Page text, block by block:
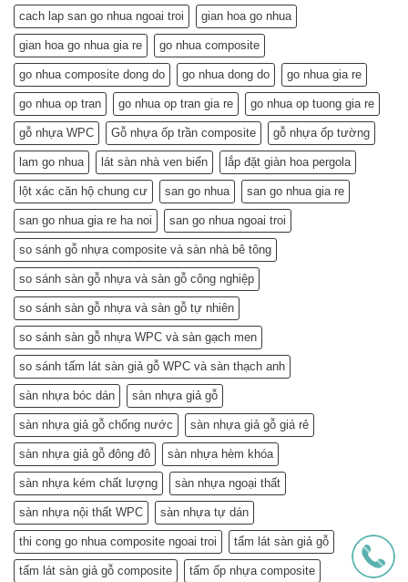
Nhà
Tuổi
Về
Chỉ
Tiết
Kiệm
Mà
Còn…
An
Tâm
Sống
Khỏe
Tuổi
Về
Hưu:
Nhà,
Khỏe
Túi
Tiền
–
Bí
Quyết
Chọn
và
Lắp
Đặt
(Gợi
ý
từ
chuyên
gia)
cach lap san go nhua ngoai troi gian hoa go nhua
gian hoa go nhua gia re go nhua composite
go nhua composite dong do go nhua dong do go nhua gia re
go nhua op tran go nhua op tran gia re go nhua op tuong gia re
gỗ nhựa WPC Gỗ nhựa ốp trần composite gỗ nhựa ốp tường
lam go nhua lát sàn nhà ven biển lắp đặt giàn hoa pergola
lột xác căn hộ chung cư san go nhua san go nhua gia re
san go nhua gia re ha noi san go nhua ngoai troi
so sánh gỗ nhựa composite và sàn nhà bê tông
so sánh sàn gỗ nhựa và sàn gỗ công nghiệp
so sánh sàn gỗ nhựa và sàn gỗ tự nhiên
so sánh sàn gỗ nhựa WPC và sàn gạch men
so sánh tấm lát sàn giả gỗ WPC và sàn thạch anh
sàn nhựa bóc dán sàn nhựa giả gỗ
sàn nhựa giả gỗ chống nước sàn nhựa giả gỗ giá rẻ
sàn nhựa giả gỗ đông đô sàn nhựa hèm khóa
sàn nhựa kém chất lượng sàn nhựa ngoại thất
sàn nhựa nội thất WPC sàn nhựa tự dán
thi cong go nhua composite ngoai troi tấm lát sàn giả gỗ
tấm lát sàn giả gỗ composite tấm ốp nhựa composite